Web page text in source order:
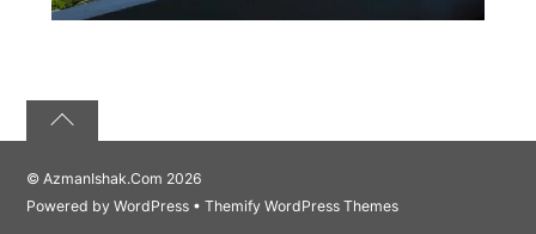
©AzmanIshak.Com 2026
Powered byWordPress •Themify WordPress Themes